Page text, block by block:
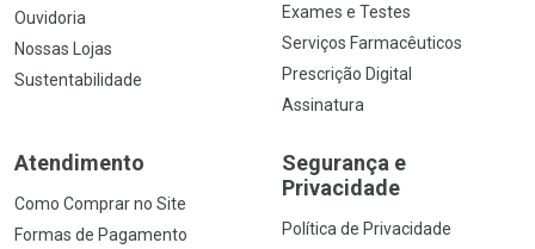
Ouvidoria
Nossas Lojas
Sustentabilidade
Exames e Testes
Serviços Farmacêuticos
Prescrição Digital
Assinatura
Atendimento
Como Comprar no Site
Formas de Pagamento
Segurança e
Privacidade
Política de Privacidade